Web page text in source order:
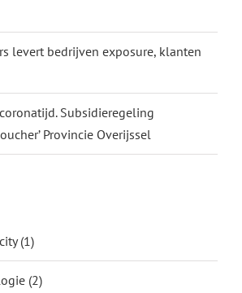
levert bedrijven exposure, klanten
Subsidieregeling
Provincie Overijssel
(1)
(2)